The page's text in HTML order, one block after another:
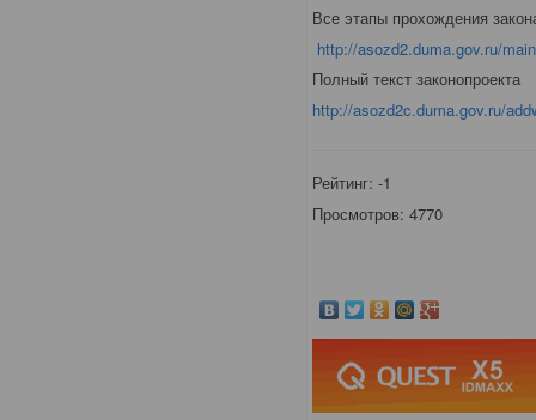
Все этапы прохождения
http://asozd2.duma.gov.ru/
Полный текст законопроекта
http://asozd2c.duma.gov.ru/
Рейтинг:-1
Просмотров: 4770